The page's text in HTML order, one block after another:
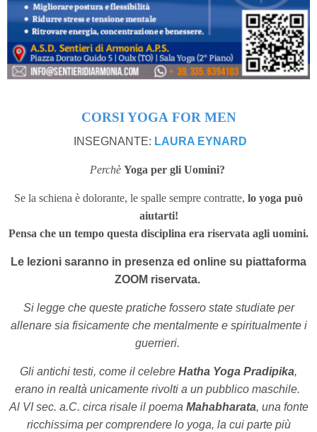
CORSI YOGA FOR MEN
INSEGNANTE: LAURA EYNARD
Perchè Yoga per gli Uomini?
Se la schiena è dolorante, le spalle sempre contratte, lo yoga può
aiutarti!
Pensa che un tempo questa disciplina era riservata agli uomini.
Le lezioni saranno in presenza ed online su piattaforma
ZOOM riservata.
Si legge che queste pratiche fossero state studiate per
allenare sia fisicamente che mentalmente e spiritualmente i
guerrieri.
Gli antichi testi, come il celebre Hatha Yoga Pradipika,
erano in realtà unicamente rivolti a un pubblico maschile.
Al VI sec. a.C. circa risale il poema Mahabharata, una fonte
ricchissima per comprendere lo yoga, la cui parte più